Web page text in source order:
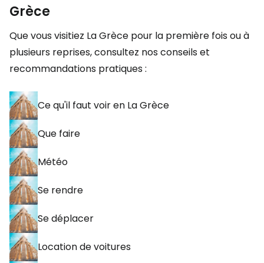
Grèce
Que vous visitiez La Grèce pour la première fois ou à
plusieurs reprises, consultez nos conseils et
recommandations pratiques :
Ce qu'il faut voir en La Grèce
Que faire
Météo
Se rendre
Se déplacer
Location de voitures